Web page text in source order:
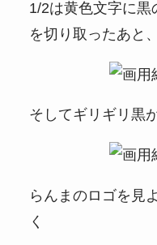
1/2は黄色文字に
を切り取ったあと
そしてギリギリ黒
らんまのロゴを見
く